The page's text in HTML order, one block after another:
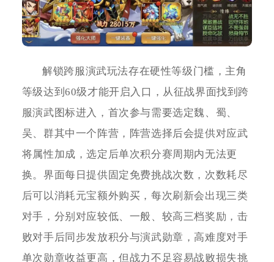
解锁跨服演武玩法存在硬性等级门槛，主角
等级达到60级才能开启入口，从征战界面找到跨
服演武图标进入，首次参与需要选定魏、蜀、
吴、群其中一个阵营，阵营选择后会提供对应武
将属性加成，选定后单次积分赛周期内无法更
换。界面每日提供固定免费挑战次数，次数耗尽
后可以消耗元宝额外购买，每次刷新会出现三类
对手，分别对应较低、一般、较高三档奖励，击
败对手后同步发放积分与演武勋章，高难度对手
单次勋章收益更高，但战力不足容易战败损失挑